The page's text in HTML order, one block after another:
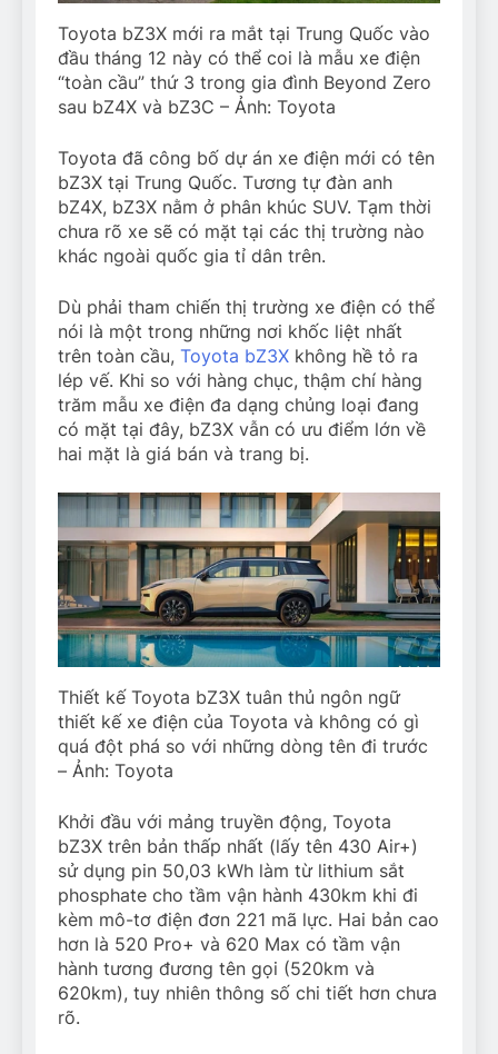
Toyota bZ3X mới ra mắt tại Trung Quốc vào
đầu tháng 12 này có thể coi là mẫu xe điện
“toàn cầu” thứ 3 trong gia đình Beyond Zero
sau bZ4X và bZ3C – Ảnh: Toyota
Toyota đã công bố dự án xe điện mới có tên
bZ3X tại Trung Quốc. Tương tự đàn anh
bZ4X, bZ3X nằm ở phân khúc SUV. Tạm thời
chưa rõ xe sẽ có mặt tại các thị trường nào
khác ngoài quốc gia tỉ dân trên.
Dù phải tham chiến thị trường xe điện có thể
nói là một trong những nơi khốc liệt nhất
trên toàn cầu, Toyota bZ3X không hề tỏ ra
lép vế. Khi so với hàng chục, thậm chí hàng
trăm mẫu xe điện đa dạng chủng loại đang
có mặt tại đây, bZ3X vẫn có ưu điểm lớn về
hai mặt là giá bán và trang bị.
Thiết kế Toyota bZ3X tuân thủ ngôn ngữ
thiết kế xe điện của Toyota và không có gì
quá đột phá so với những dòng tên đi trước
– Ảnh: Toyota
Khởi đầu với mảng truyền động, Toyota
bZ3X trên bản thấp nhất (lấy tên 430 Air+)
sử dụng pin 50,03 kWh làm từ lithium sắt
phosphate cho tầm vận hành 430km khi đi
kèm mô-tơ điện đơn 221 mã lực. Hai bản cao
hơn là 520 Pro+ và 620 Max có tầm vận
hành tương đương tên gọi (520km và
620km), tuy nhiên thông số chi tiết hơn chưa
rõ.